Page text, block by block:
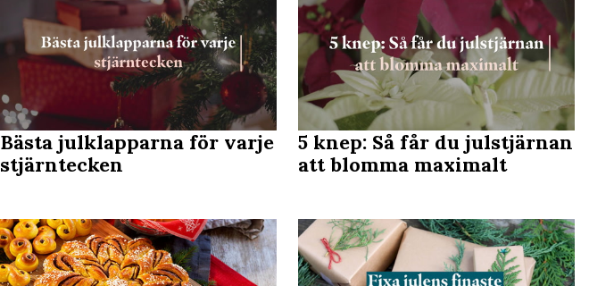
Bästa julklapparna för varje
stjärntecken
5 knep: Så får du julstjärnan
att blomma maximalt